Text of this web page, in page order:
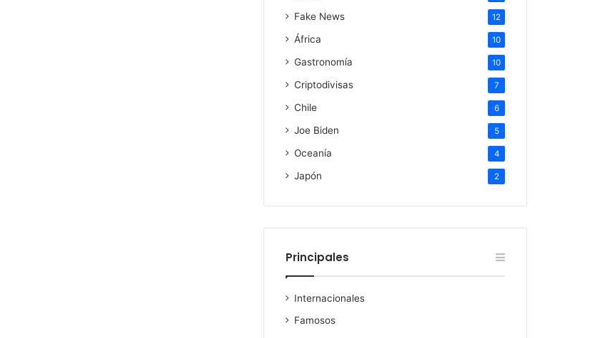
Fake News 12
África 10
Gastronomía 10
Criptodivisas 7
Chile 6
Joe Biden 5
Oceanía 4
Japón 2
Principales
Internacionales
Famosos